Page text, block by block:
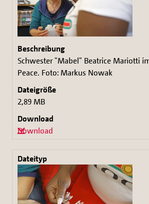
Schwester "Mabel" Beatrice Mariotti
Peace. Foto: Markus Nowak
2,89 MB
Download